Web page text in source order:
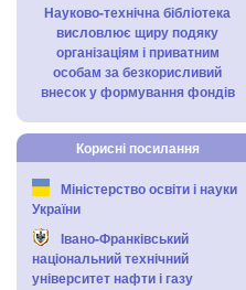
Науково-технічна бібліотека
висловлює щиру подяку
організаціям і приватним
особам за безкорисливий
внесок у формування фондів
Корисні посилання
Міністерство освіти і науки
України
Івано-Франківський
національний технічний
університет нафти і газу